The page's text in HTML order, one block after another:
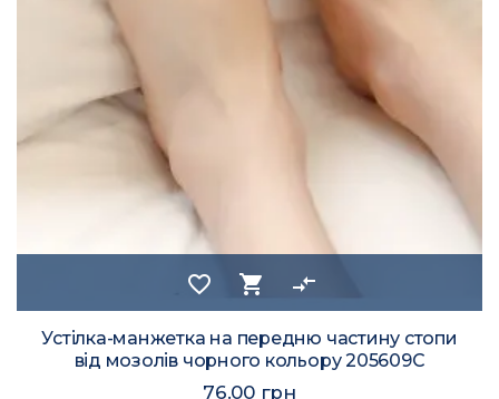
favorite_border shopping_cart compare_arrows
Устілка-манжетка на передню частину стопи
від мозолів чорного кольору 205609C
76.00 грн